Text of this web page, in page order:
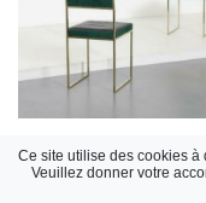
Paire de chaises
Willy Rizzo, circa 1970
Ce site utilise des cookies à
Veuillez donner votre